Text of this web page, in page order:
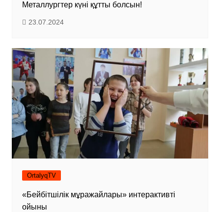
Металлургтер күні құтты болсын!
23.07.2024
OrtalyqTV
«Бейбітшілік мұражайлары» интерактивті
ойыны